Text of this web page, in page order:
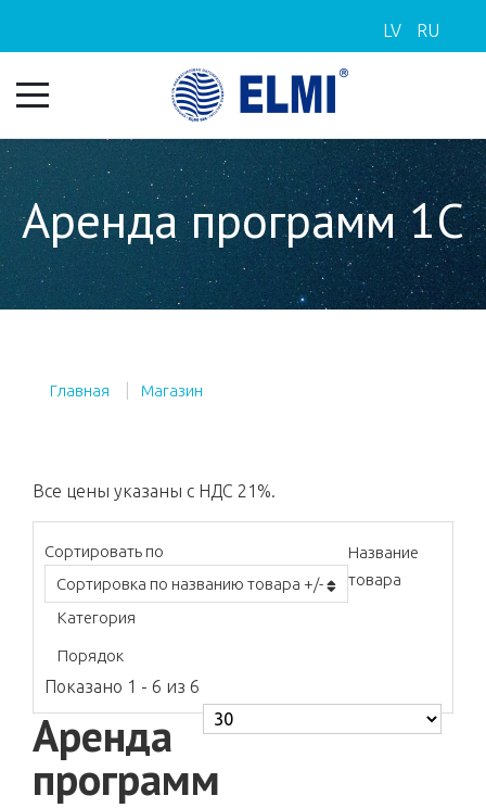
LV RU
Аренда программ 1С
Главная Магазин
Все цены указаны с НДС 21%.
Сортировать по
Сортировка по названию товара +/-
Название
товара
Категория
Порядок
Показано 1 - 6 из 6
Аренда
программ